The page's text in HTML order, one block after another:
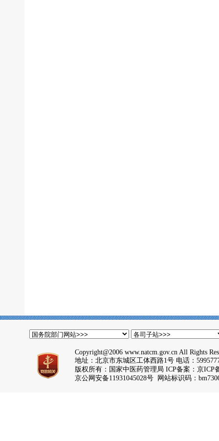
Copyright@2006 www.natcm.gov.cn All Rights
地址：北京市东城区工体西路1号 电话：
版权所有：国家中医药管理局 ICP备案： 京ICP
京公网安备11931045028号 网站标识码：